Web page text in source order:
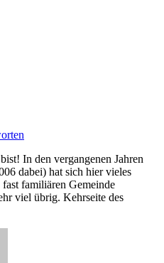
In den vergangenen Jahren
dabei) hat sich hier vieles
familiären Gemeinde
viel übrig. Kehrseite des